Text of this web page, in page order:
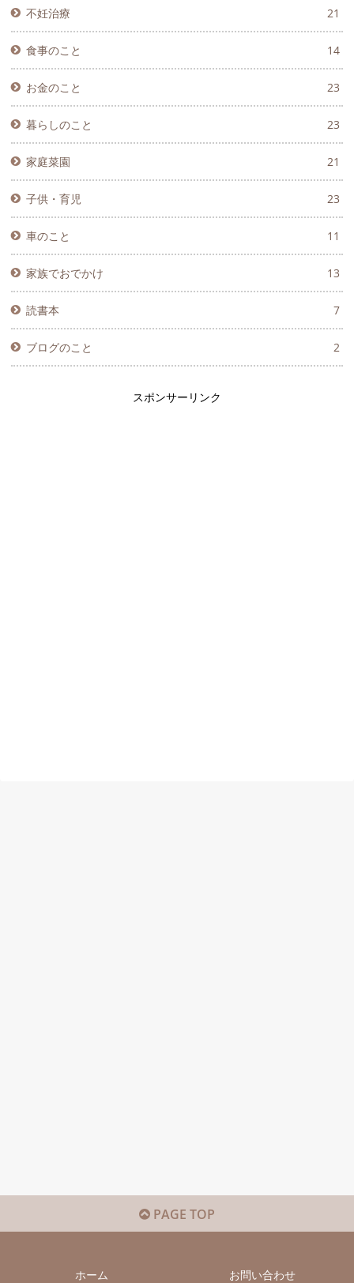
不妊治療 21
食事のこと 14
お金のこと 23
暮らしのこと 23
家庭菜園 21
子供・育児 23
車のこと 11
家族でおでかけ 13
読書本 7
ブログのこと 2
スポンサーリンク
PAGE TOP
ホーム お問い合わせ